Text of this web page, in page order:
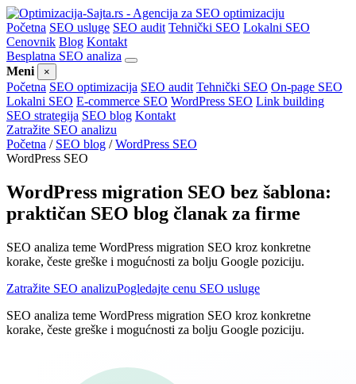
Početna SEO usluge SEO audit Tehnički SEO Lokalni SEO
Cenovnik Blog Kontakt
Besplatna SEO analiza
Meni
×
Početna SEO optimizacija SEO audit Tehnički SEO On-page SEO
Lokalni SEO E-commerce SEO WordPress SEO Link building
SEO strategija SEO blog Kontakt
Zatražite SEO analizu
Početna / SEO blog /WordPress SEO
WordPress SEO
WordPress migration SEO bez šablona:
praktičan SEO blog članak za firme
SEO analiza teme WordPress migration SEO kroz konkretne
korake, česte greške i mogućnosti za bolju Google poziciju.
Zatražite SEO analizuPogledajte cenu SEO usluge
SEO analiza teme WordPress migration SEO kroz konkretne
korake, česte greške i mogućnosti za bolju Google poziciju.